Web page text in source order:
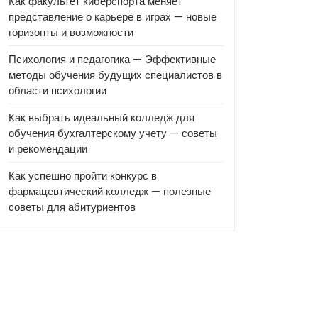
представление о карьере в играх — новые
горизонты и возможности
Психология и педагогика — Эффективные
методы обучения будущих специалистов в
области психологии
Как выбрать идеальный колледж для
обучения бухгалтерскому учету — советы
и рекомендации
Как успешно пройти конкурс в
фармацевтический колледж — полезные
советы для абитуриентов